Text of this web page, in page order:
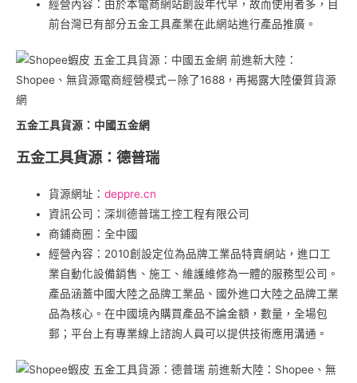
經營內容：由於本電商網站創設年代早，故而使用者多，目
前台灣已有部分五金工具產業在此網站進行產品推廣。
五金工具貨源：中國五金網
五金工具貨源：德普瑞
貨源網址：deppre.cn
資訊公司：深圳德普瑞工控工程有限公司
商鋪商圈：全中國
經營內容：2010創設定位為品牌工業品特賣網站，進口工
業自動化設備銷售、施工、維護維修為一體的服務型公司。
產品涵蓋中國大陸之品牌工業品、國外進口大陸之品牌工業
品為核心。在中國境內購買產品不論金額，數量，全場包
郵；平台上有專業線上諮詢人員可以提供技術應用溝通。